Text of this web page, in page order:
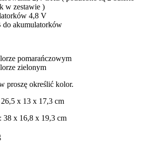
w zestawie )
4,8 V
do akumulatorków
pomarańczowym
zielonym
proszę określić kolor.
x 13 x 17,3 cm
38 x 16,8 x 19,3 cm